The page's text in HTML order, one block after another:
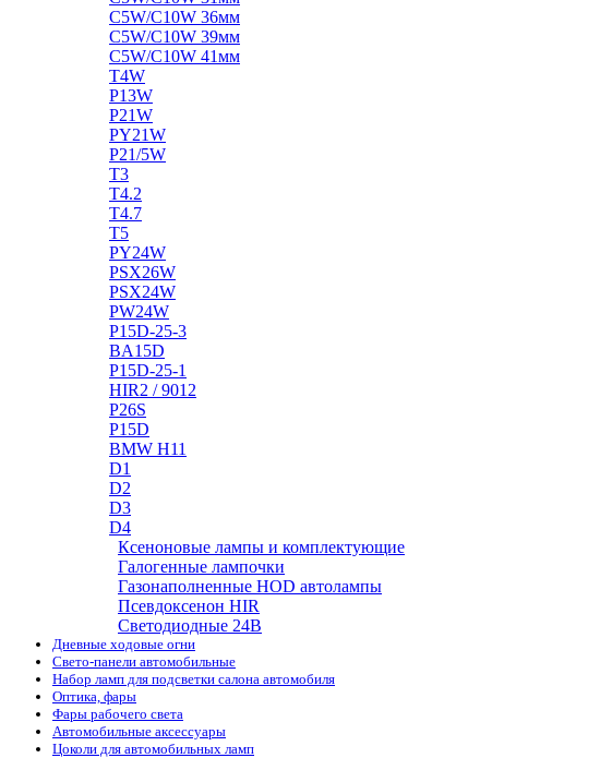
C5W/C10W 36мм
C5W/C10W 39мм
C5W/C10W 41мм
T4W
P13W
P21W
PY21W
P21/5W
T3
T4.2
T4.7
T5
PY24W
PSX26W
PSX24W
PW24W
P15D-25-3
BA15D
P15D-25-1
HIR2 / 9012
P26S
P15D
BMW H11
D1
D2
D3
D4
Ксеноновые лампы и комплектующие
Галогенные лампочки
Газонаполненные HOD автолампы
Псевдоксенон HIR
Cветодиодные 24B
Дневные ходовые огни
Свето-панели автомобильные
Набор ламп для подсветки салона автомобиля
Оптика, фары
Фары рабочего света
Автомобильные аксессуары
Цоколи для автомобильных ламп